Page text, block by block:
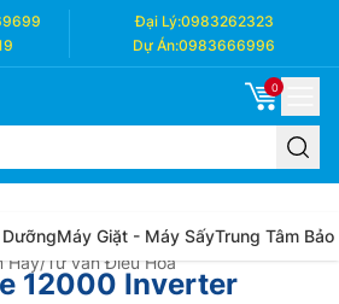
Đại Lý:0983262323
Dự Án:0983666996
0
Máy Giặt - Máy SấyTrung Tâm Bảo
Hay/Tư vấn Điều Hòa
12000 Inverter